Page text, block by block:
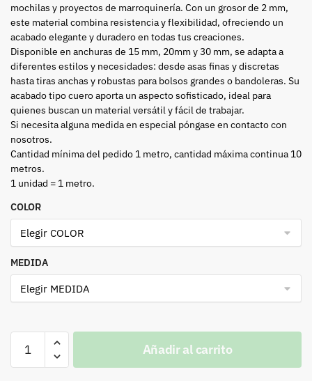
mochilas y proyectos de marroquinería. Con un grosor de 2 mm,
este material combina resistencia y flexibilidad, ofreciendo un
acabado elegante y duradero en todas tus creaciones.
Disponible en anchuras de 15 mm, 20mm y 30 mm, se adapta a
diferentes estilos y necesidades: desde asas finas y discretas
hasta tiras anchas y robustas para bolsos grandes o bandoleras. Su
acabado tipo cuero aporta un aspecto sofisticado, ideal para
quienes buscan un material versátil y fácil de trabajar.
Si necesita alguna medida en especial póngase en contacto con
nosotros.
Cantidad mínima del pedido 1 metro, cantidad máxima continua 10
metros.
1 unidad = 1 metro.
COLOR
MEDIDA
piel
Añadir al carrito